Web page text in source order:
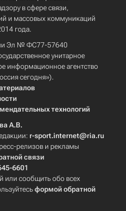
в сфере связи,
и массовых коммуникаций
года.
Эл № ФС77-57640
унитарное
информационное агентство
сегодня»).
технологий
А.В.
r-sport.internet@ria.ru
релизов и рекламы
связи
6601
или сообщить обо всех
формой обратной